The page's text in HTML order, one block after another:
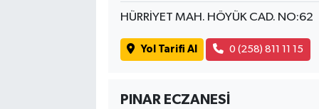
HÜRRİYET MAH. HÖYÜK CAD. NO:62
Yol Tarifi Al 0 (258) 811 11 15
PINAR ECZANESİ